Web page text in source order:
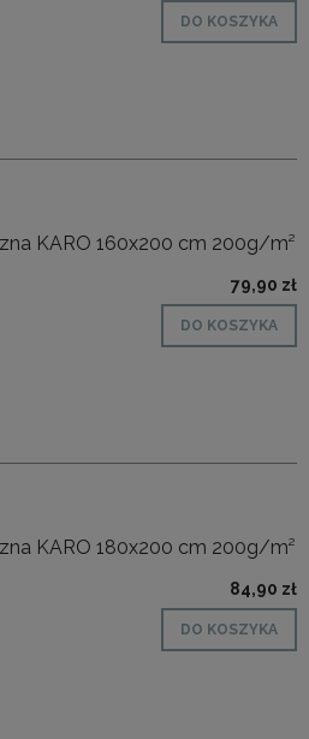
DO KOSZYKA
KARO 160x200 cm 200g/m²
79,90 zł
DO KOSZYKA
KARO 180x200 cm 200g/m²
84,90 zł
DO KOSZYKA